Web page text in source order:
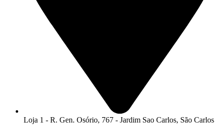
Loja 1 - R. Gen. Osório, 767 - Jardim Sao Carlos, São Carlos